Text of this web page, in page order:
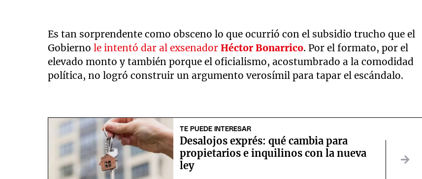
Es tan sorprendente como obsceno lo que ocurrió con el subsidio trucho que el
Gobiernole intentó dar al exsenadorHéctor Bonarrico. Por el formato, por el
elevado monto y también porque el oficialismo, acostumbrado a la comodidad
política, no logró construir un argumento verosímil para tapar el escándalo.
TE PUEDE INTERESAR
Desalojos exprés: qué cambia para
propietarios e inquilinos con la nueva
ley